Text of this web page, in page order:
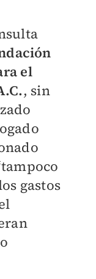
el
, sin
gastos